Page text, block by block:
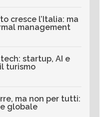
cresce l’Italia: ma
management
startup, AI e
turismo
ma non per tutti:
globale